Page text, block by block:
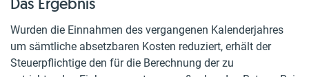
Wurden die Einnahmen des vergangenen Kalenderjahres
um sämtliche absetzbaren Kosten reduziert, erhält der
Steuerpflichtige den für die Berechnung der zu